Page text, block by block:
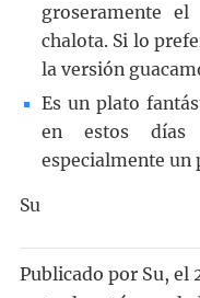
groseramente
chalota. Si lo
la versión
Es un plato
en estos
especialmente un
Su
Publicado por Su, el